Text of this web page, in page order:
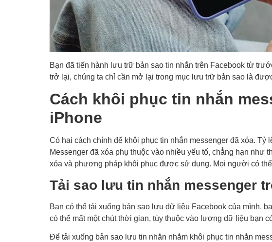
Bạn đã tiến hành lưu trữ bản sao tin nhắn trên Facebook từ
trở lại, chúng ta chỉ cần mở lại trong mục lưu trữ bản sao là
Cách khôi phục tin nhắn
iPhone
Có hai cách chính để khôi phục tin nhắn messenger đã xóa. Tỷ
Messenger đã xóa phụ thuộc vào nhiều yếu tố, chẳng hạn như
xóa và phương pháp khôi phục được sử dụng. Mọi người có
Tải sao lưu tin nhắn messenger
Bạn có thể tải xuống bản sao lưu dữ liệu Facebook của mình,
có thể mất một chút thời gian, tùy thuộc vào lượng dữ liệu bạn
Để tải xuống bản sao lưu tin nhắn nhằm khôi phục tin nhắn